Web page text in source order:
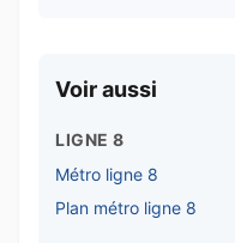
Voir aussi
LIGNE 8
Métro ligne 8
Plan métro ligne 8